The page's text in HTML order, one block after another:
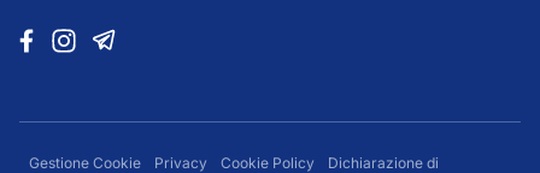
Gestione Cookie Privacy Cookie Policy
Dichiarazione di